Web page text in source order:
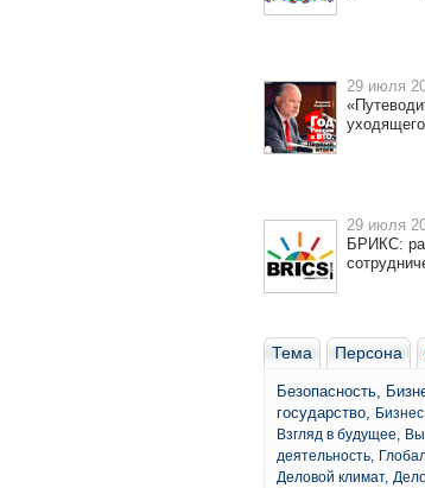
29 июля
29 июля
БРИКС:
Тема Персона
Безопасность,
государство,
Взгляд в будущее,
деятельность,
Деловой климат,